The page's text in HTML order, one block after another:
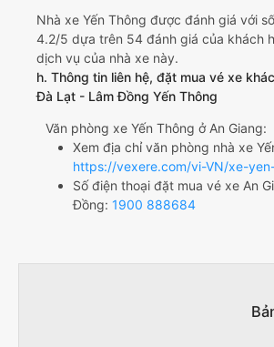
Nhà xe Yến Thông được đánh giá với
4.2/5 dựa trên 54 đánh giá của khách
dịch vụ của nhà xe này.
h. Thông tin liên hệ, đặt mua vé xe
Đà Lạt - Lâm Đồng Yến Thông
Văn phòng xe Yến Thông ở An Giang:
Xem địa chỉ văn phòng nhà xe
https://vexere.com/vi-VN/xe-
Số điện thoại đặt mua vé xe An
Đồng: 1900 888684